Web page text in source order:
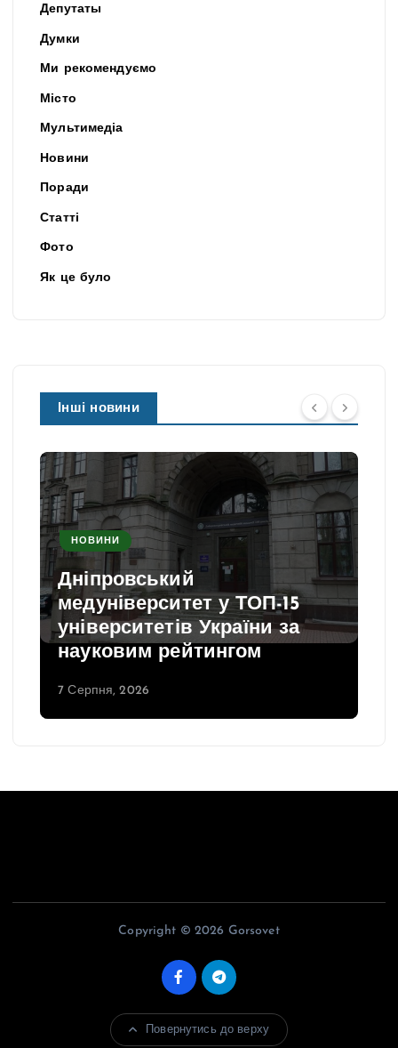
Депутаты
Думки
Ми рекомендуємо
Місто
Мультимедіа
Новини
Поради
Статті
Фото
Як це було
Інші новини
НОВИНИ
Дніпровський
медуніверситет у ТОП-15
університетів України за
науковим рейтингом
7 Серпня, 2026
Copyright © 2026 Gorsovet
Повернутись до верху